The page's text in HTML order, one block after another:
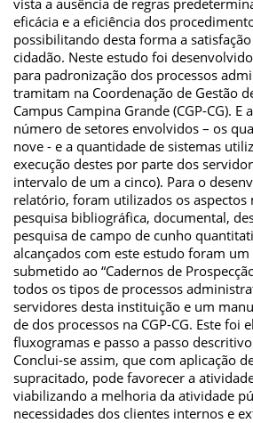
eficácia e a eficiência dos
possibilitando desta forma a
cidadão. Neste estudo foi
para padronização dos processos
tramitam na Coordenação de Gestão
Campus Campina Grande (CGP-CG).
número de setores envolvidos – os
nove - e a quantidade de sistemas
execução destes por parte dos
intervalo de um a cinco). Para o
relatório, foram utilizados os aspectos
pesquisa bibliográfica, documental,
pesquisa de campo de cunho
alcançados com este estudo foram
submetido ao “Cadernos de
todos os tipos de processos
servidores desta instituição e um
de dos processos na CGP-CG. Este foi
fluxogramas e passo a passo
Conclui-se assim, que com aplicação
supracitado, pode favorecer a
viabilizando a melhoria da atividade
necessidades dos clientes internos e